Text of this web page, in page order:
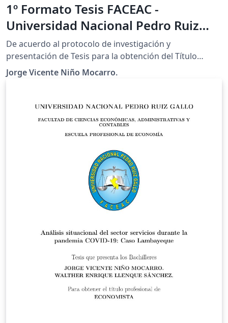
1º Formato Tesis FACEAC -
Universidad Nacional Pedro Ruiz
Gallo (PERÚ)
De acuerdo al protocolo de investigación y
presentación de Tesis para la obtención del Título
Profesional, aplicado para la Facultad de Ciencias
Económicas, Administrativas y Contables (FACEAC) -
público en general.
Jorge Vicente Niño Mocarro.